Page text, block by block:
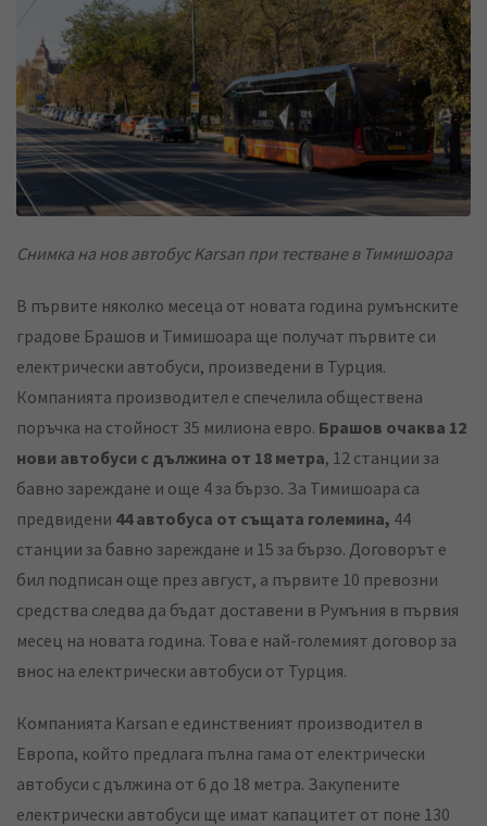
k
e
d
n
t
s
a
p
p
r
e
v
a
E
m
l
Снимка на нов автобус Karsan при тестване в Тимишоара
В първите няколко месеца от новата година румънските
градове Брашов и Тимишоара ще получат първите си
електрически автобуси, произведени в Турция.
Компанията производител е спечелила обществена
поръчка на стойност 35 милиона евро. Брашов очаква 12
нови автобуси с дължина от 18 метра, 12 станции за
бавно зареждане и още 4 за бързо. За Тимишоара са
предвидени 44 автобуса от същата големина, 44
станции за бавно зареждане и 15 за бързо. Договорът е
бил подписан още през август, а първите 10 превозни
средства следва да бъдат доставени в Румъния в първия
месец на новата година. Това е най-големият договор за
внос на електрически автобуси от Турция.
Компанията Karsan е единственият производител в
Европа, който предлага пълна гама от електрически
автобуси с дължина от 6 до 18 метра. Закупените
електрически автобуси ще имат капацитет от поне 130